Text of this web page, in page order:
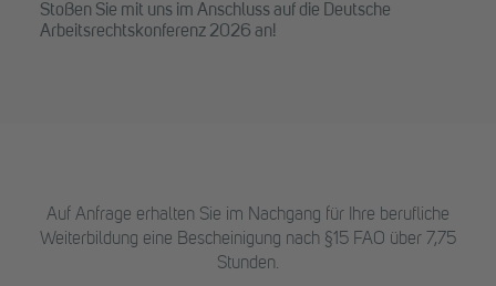
Stoßen Sie mit uns im Anschluss auf die Deutsche
Arbeitsrechtskonferenz 2026 an!
Auf Anfrage erhalten Sie im Nachgang für Ihre berufliche
Weiterbildung eine Bescheinigung nach §15 FAO über 7,75
Stunden.